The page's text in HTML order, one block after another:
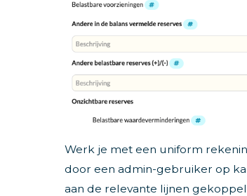
Werk je met een uniform
door een admin-gebruiker op
aan de relevante lijnen